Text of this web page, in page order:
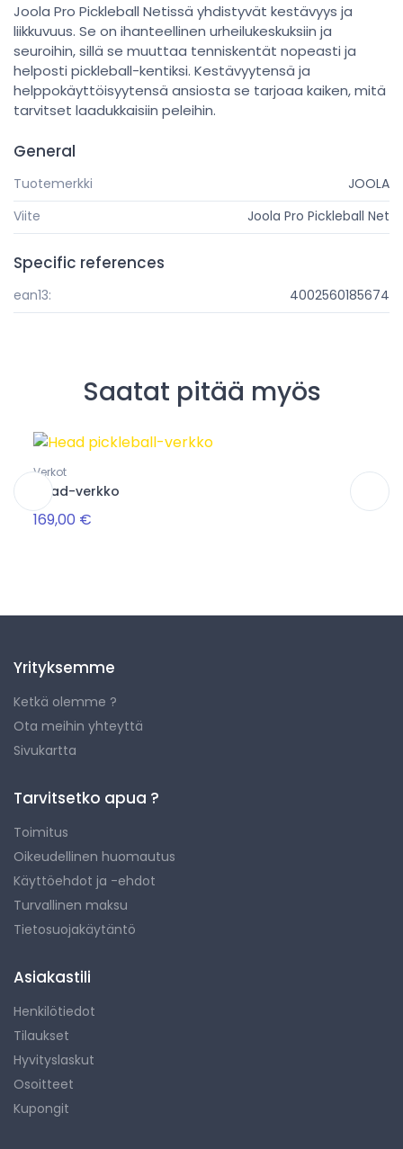
Joola Pro Pickleball Netissä yhdistyvät kestävyys ja
liikkuvuus. Se on ihanteellinen urheilukeskuksiin ja
seuroihin, sillä se muuttaa tenniskentät nopeasti ja
helposti pickleball-kentiksi. Kestävyytensä ja
helppokäyttöisyytensä ansiosta se tarjoaa kaiken, mitä
tarvitset laadukkaisiin peleihin.
General
Tuotemerkki
JOOLA
Viite
Joola Pro Pickleball Net
Specific references
ean13: 4002560185674
Saatat pitää myös
Verkot
Head-verkko
169,00 €
Mailat
Yrityksemme
Ketkä olemme ?
Ota meihin yhteyttä
Sivukartta
Tarvitsetko apua ?
Toimitus
Oikeudellinen huomautus
Käyttöehdot ja -ehdot
Turvallinen maksu
Tietosuojakäytäntö
Asiakastili
Henkilötiedot
Tilaukset
Hyvityslaskut
Osoitteet
Kupongit